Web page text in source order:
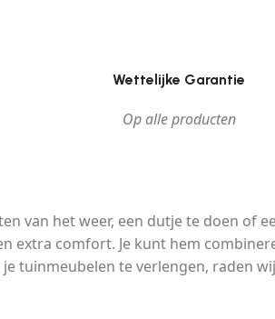
Wettelijke Garantie
Op alle producten
van het weer, een dutje te doen of
extra comfort. Je kunt hem
tuinmeubelen te verlengen, raden